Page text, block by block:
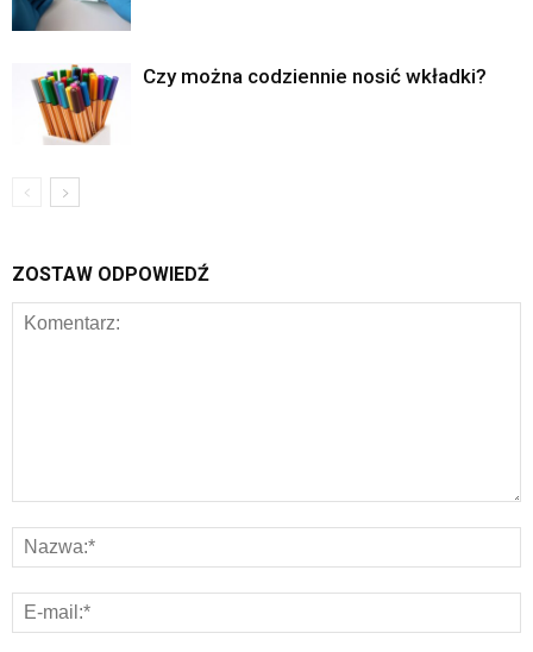
Czy można codziennie nosić wkładki?
ZOSTAW ODPOWIEDŹ